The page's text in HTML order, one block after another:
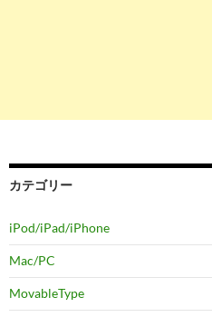
カテゴリー
iPod/iPad/iPhone
Mac/PC
MovableType